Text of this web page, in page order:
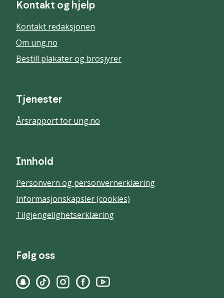
Kontakt og hjelp
Kontakt redaksjonen
Om ung.no
Bestill plakater og brosjyrer
Tjenester
Årsrapport for ung.no
Innhold
Personvern og personvernerklæring
Informasjonskapsler (cookies)
Tilgjengelighetserklæring
Følg oss